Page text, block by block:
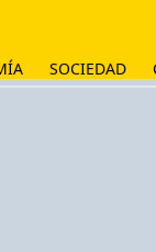
SOCIEDAD